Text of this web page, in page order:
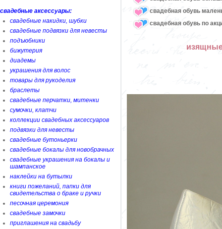
свадебные аксессуары:
свадебные накидки, шубки
свадебные подвязки для невесты
подъюбники
бижутерия
диадемы
украшения для волос
товары для рукоделия
браслеты
свадебные перчатки, митенки
сумочки, клатчи
коллекции свадебных аксессуаров
подвязки для невесты
свадебные бутоньерки
свадебные бокалы для новобрачных
свадебные украшения на бокалы и
шампанское
наклейки на бутылки
книги пожеланий, папки для
свидетельства о браке и ручки
песочная церемония
свадебные замочки
приглашения на свадьбу
свадебная обувь
свадебная обувь по